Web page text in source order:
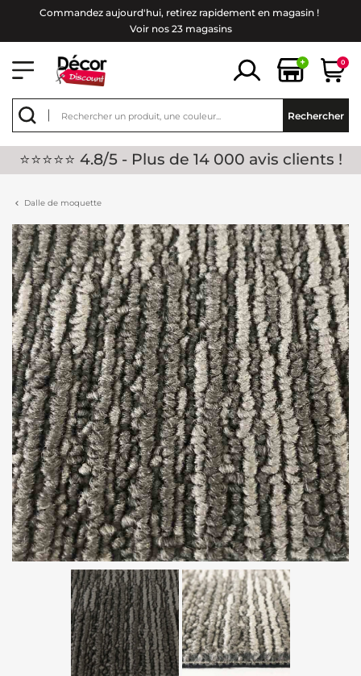
Commandez aujourd'hui, retirez rapidement en magasin !
Voir nos 23 magasins
+ 0
Rechercher
⭐⭐⭐⭐⭐ 4.8/5 - Plus de 14 000 avis clients !
Dalle de moquette